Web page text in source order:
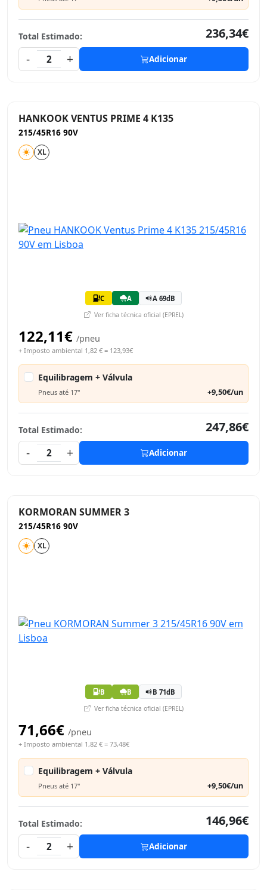
Total Estimado:
236,34€
-
2 + Adicionar
HANKOOK VENTUS PRIME 4 K135
215/45R16 90V
XL
C A A 69dB
Ver ficha técnica oficial (EPREL)
122,11€ /pneu
+ Imposto ambiental 1,82 € = 123,93€
Equilibragem + Válvula
Pneus até 17" +9,50€/un
Total Estimado:
247,86€
-
2 + Adicionar
KORMORAN SUMMER 3
215/45R16 90V
XL
B B B 71dB
Ver ficha técnica oficial (EPREL)
71,66€ /pneu
+ Imposto ambiental 1,82 € = 73,48€
Equilibragem + Válvula
Pneus até 17" +9,50€/un
Total Estimado:
146,96€
-
2 + Adicionar